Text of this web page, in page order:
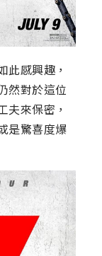
此感興趣，
然對於這位
夫來保密，
是驚喜度爆